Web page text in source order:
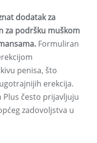
dodatak za
za podršku muškom
Formuliran
penisa, što
erekcija.
Plus često prijavljuju
zadovoljstva u